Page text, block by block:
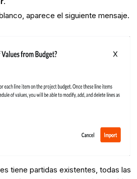
aparece el siguiente mensaje.
tiene partidas existentes, todas las